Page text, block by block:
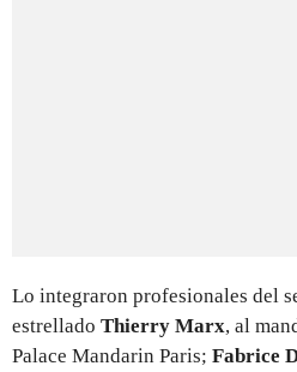
Lo integraron profesionales del
estrellado Thierry Marx, al
Palace Mandarin Paris; Fabrice